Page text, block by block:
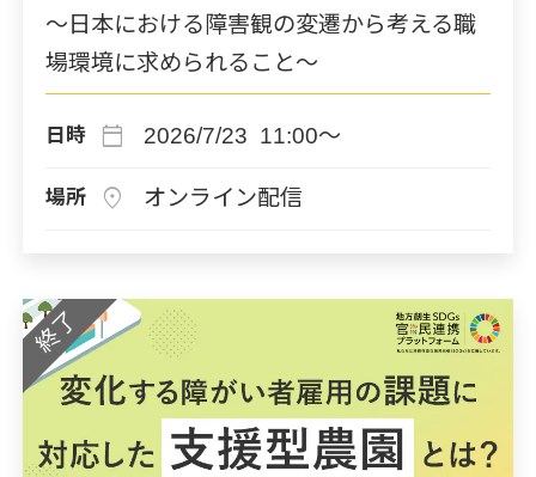
～日本における障害観の変遷から考える職
場環境に求められること～
日時 calendar_today 2026/7/23 11:00～
場所 location_on オンライン配信
終了